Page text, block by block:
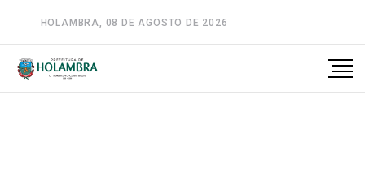
HOLAMBRA, 08 DE AGOSTO DE 2026